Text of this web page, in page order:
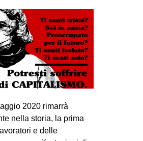
LAMBRETTA
MSM
TSUNAMI
ZAM
MOBILITAZIONI
SPAZI
2020 rimarrà
nella storia, la prima
e delle